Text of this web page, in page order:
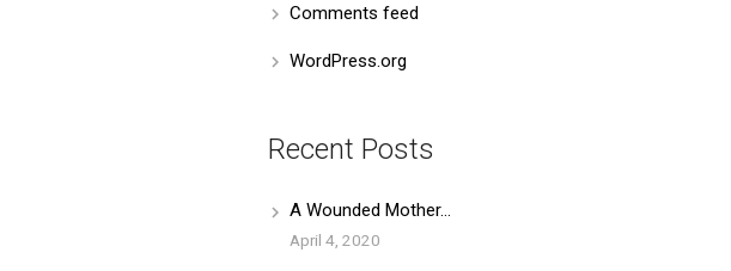
Comments feed
WordPress.org
Recent Posts
A Wounded Mother…
April 4, 2020